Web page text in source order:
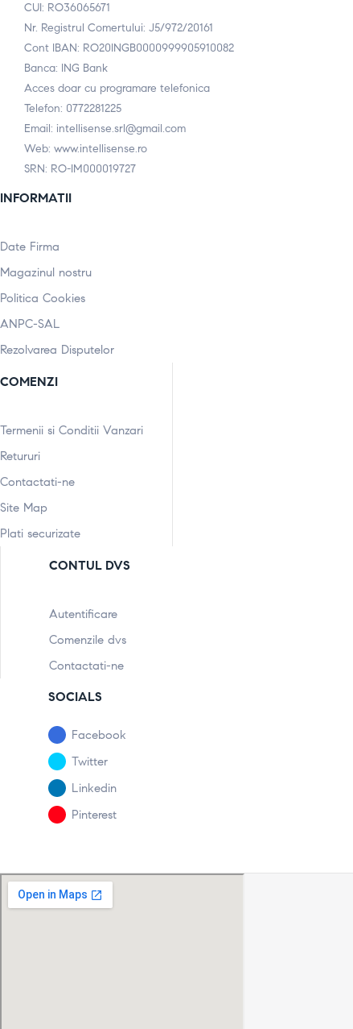
CUI: RO36065671
Nr. Registrul Comertului: J5/972/20161
Cont IBAN: RO20INGB0000999905910082
Banca: ING Bank
Acces doar cu programare telefonica
Telefon: 0772281225
Email: intellisense.srl@gmail.com
Web: www.intellisense.ro
SRN: RO-IM000019727
INFORMATII
Date Firma
Magazinul nostru
Politica Cookies
ANPC-SAL
Rezolvarea Disputelor
COMENZI
Termenii si Conditii Vanzari
Retururi
Contactati-ne
Site Map
Plati securizate
CONTUL DVS
Autentificare
Comenzile dvs
Contactati-ne
SOCIALS
Facebook
Twitter
Linkedin
Pinterest